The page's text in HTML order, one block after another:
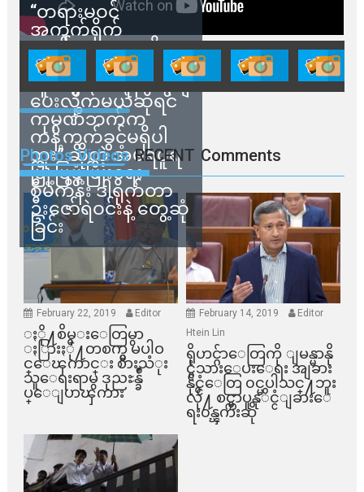
“တရားမဝင်
အကွက်ရိုက်
ရောင်းချမှုတွေကို
သက်ဆိုင်ရာတာဝန်ရှိ
သူတွေက ဂရန်တွေချ
ပေးလိုက်မယ်ဆိုရင်
ကုမ္ပဏီဘက်က
ကန့်ကွက်ခွင့်မရှိပါ
ဘူး” ဆိုတဲ့ အမရပူရ
မြို့ပြဖွံ့ဖြိုးရေး
စီမံကိန်း ဒါရိုက်တာ
ဦးဇော်ရဲဝင်းနဲ့ တွေ့ဆုံ
ခြင်း
Photos Videos RECENT Comments
February 22, 2019 Editor
ႏို႔စိမ္းေတြမွာ
ႏြားႏို႔တစက္မွ မပါဝ
င္ေၾကာင္း စားသံုး
သူေရးရာမွ ဒုညႊန္ခ်ဳ
ပ္ေျပာၾကား
February 14, 2019
Editor
Htein Lin
ရိုဟင္ဂ်ာေတြကို ျမန္မာနို
င္ငံသားေပးေရး အျခား
နိုင္ငံေတြ ၀င္မပါသင္႔ဘူး
လို႔ စင္ကာပူနုိင္ငံျခားေ
ရး၀န္ၾကီးဆို